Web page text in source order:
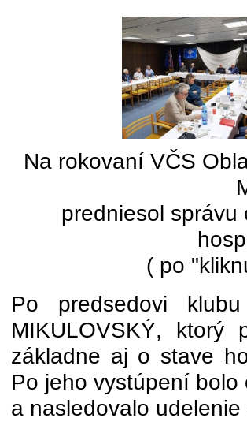
Na rokovaní VČS
predniesol
( po
Po predsedovi
MIKULOVSKÝ,
základne aj o stave
Po jeho vystúpení
a nasledovalo